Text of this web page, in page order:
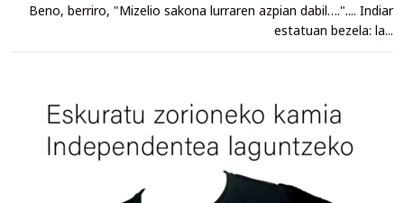
Beno, berriro, "Mizelio sakona lurraren azpian dabil….".... Indiar
estatuan bezela: la...